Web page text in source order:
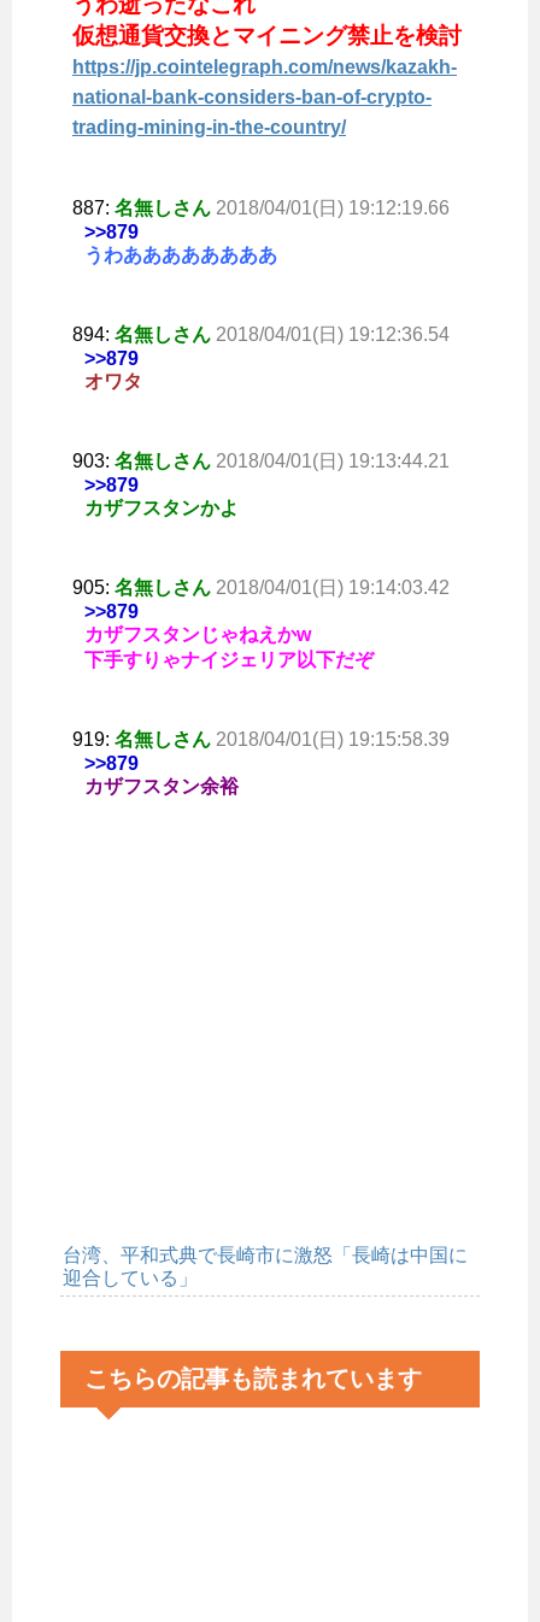
仮想通貨交換とマイニング禁止を検討
https://jp.cointelegraph.com/news/kazakh-
national-bank-considers-ban-of-crypto-
trading-mining-in-the-country/
887: 名無しさん 2018/04/01(日) 19:12:19.66
>>879
うわああああああああ
894: 名無しさん 2018/04/01(日) 19:12:36.54
>>879
オワタ
903: 名無しさん 2018/04/01(日) 19:13:44.21
>>879
カザフスタンかよ
905: 名無しさん 2018/04/01(日) 19:14:03.42
>>879
カザフスタンじゃねえかw
下手すりゃナイジェリア以下だぞ
919: 名無しさん 2018/04/01(日) 19:15:58.39
>>879
カザフスタン余裕
台湾、平和式典で長崎市に激怒「長崎は中国に
迎合している」
こちらの記事も読まれています